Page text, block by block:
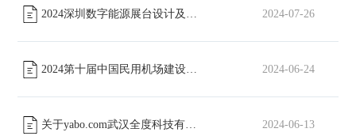
2024深圳数字能源展台设计及搭建招标通知 [已截止]
2024-07-26
2024第十届中国民用机场建设年会展位搭建招标 [已截止]
2024-06-24
关于yabo.com武汉全度科技有限责任公司形象宣传片采购项目招标公告 2024-06-13